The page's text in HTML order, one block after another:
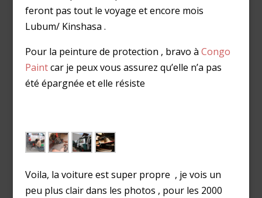
feront pas tout le voyage et encore mois
Lubum/ Kinshasa .
Pour la peinture de protection , bravo à Congo
Paintcar je peux vous assurez qu’elle n’a pas
été épargnée et elle résiste
Voila, la voiture est super propre , je vois un
peu plus clair dans les photos , pour les 2000